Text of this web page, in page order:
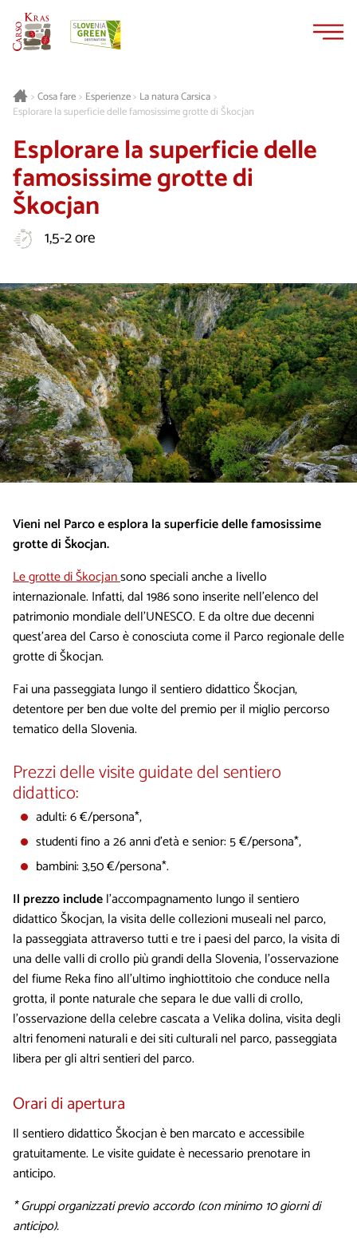
>Cosa fare> Esperienze> La natura Carsica>
Esplorare la superficie delle famosissime grotte di Škocjan
Esplorare la superficie delle
famosissime grotte di
Škocjan
1,5-2 ore
Vieni nel Parco e esplora la superficie delle famosissime
grotte di Škocjan.
Le grotte di Škocjansono speciali anche a livello
internazionale. Infatti, dal 1986 sono inserite nell’elenco del
patrimonio mondiale dell’UNESCO. E da oltre due decenni
quest’area del Carso è conosciuta come il Parco regionale delle
grotte di Škocjan.
Fai una passeggiata lungo il sentiero didattico Škocjan,
detentore per ben due volte del premio per il miglio percorso
tematico della Slovenia.
Prezzi delle visite guidate del sentiero
didattico:
adulti: 6 €/persona*,
studenti fino a 26 anni d’età e senior: 5 €/persona*,
bambini: 3,50 €/persona*.
Il prezzo includel’accompagnamento lungo il sentiero
didattico Škocjan, la visita delle collezioni museali nel parco,
la passeggiata attraverso tutti e tre i paesi del parco, la visita di
una delle valli di crollo più grandi della Slovenia, l’osservazione
del fiume Reka fino all’ultimo inghiottitoio che conduce nella
grotta, il ponte naturale che separa le due valli di crollo,
l’osservazione della celebre cascata a Velika dolina, visita degli
altri fenomeni naturali e dei siti culturali nel parco, passeggiata
libera per gli altri sentieri del parco.
Orari di apertura
Il sentiero didattico Škocjan è ben marcato e accessibile
gratuitamente. Le visite guidate è necessario prenotare in
anticipo.
* Gruppi organizzati previo accordo (con minimo 10 giorni di
anticipo).